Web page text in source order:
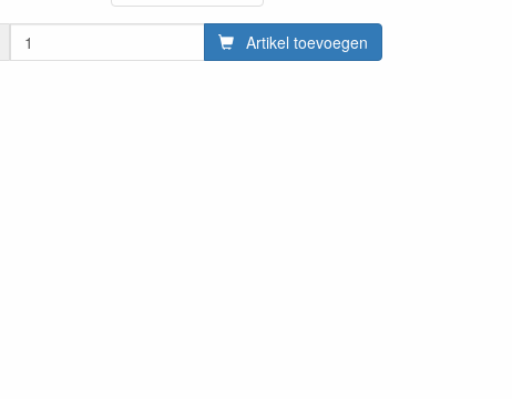
Artikel toevoegen